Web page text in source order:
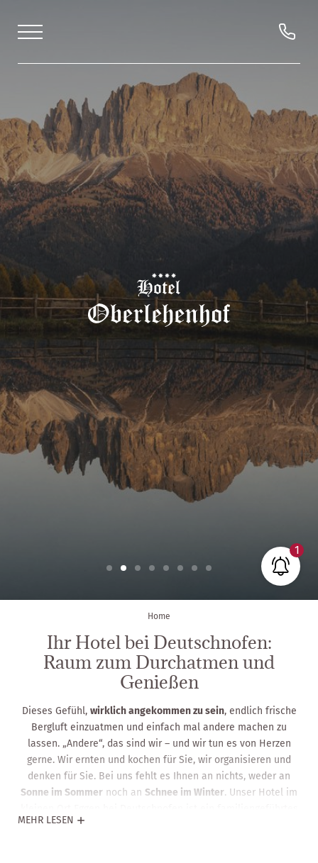
Hotel Oberlehenhof
Wohnen
Erleben
1
Aus Rücksicht auf unsere Gäste
mit
Tierhaarallergie können wir
leider keine Haustiere
aufnehmen.
Home
Ihr Hotel bei Deutschnofen:
Raum zum Durchatmen und
Genießen
Dieses Gefühl, wirklich angekommen zu sein, endlich frische
Bergluft einzuatmen und einfach mal andere machen zu
lassen. „Andere“, das sind wir – und wir tun es von Herzen
gerne. Wir ernten und kochen für Sie, wir organisieren und
denken für Sie. Bei uns fehlt es Ihnen an nichts, weder an
Sonne im Sommer noch an Schnee im Winter. Unser Hotel im
MEHR LESEN